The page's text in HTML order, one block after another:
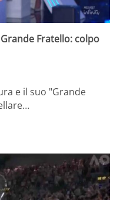
Fratello: colpo
e il suo "Grande